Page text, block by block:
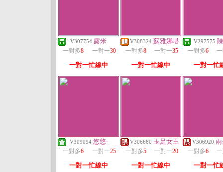
V307754 露米
一對多8 一對一30
一對一忙線中
V308324 蘇雅娜塔
一對多8 一對一35
一對一忙線中
V297575
一對多6
一對一忙
V309094 悠悠-
一對多6 一對一25
一對一忙線中
V306680 玉足女王
一對多5 一對一20
一對一忙線中
V306920
一對多6
一對一忙